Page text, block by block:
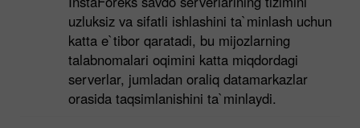
uzluksiz va sifatli ishlashini ta`minlash uchun
katta e`tibor qaratadi, bu mijozlarning
talabnomalari oqimini katta miqdordagi
serverlar, jumladan oraliq datamarkazlar
orasida taqsimlanishini ta`minlaydi.